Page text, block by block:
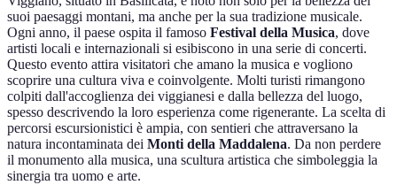
suoi paesaggi montani, ma anche per la sua tradizione musicale.
Ogni anno, il paese ospita il famoso Festival della Musica, dove
artisti locali e internazionali si esibiscono in una serie di concerti.
Questo evento attira visitatori che amano la musica e vogliono
scoprire una cultura viva e coinvolgente. Molti turisti rimangono
colpiti dall'accoglienza dei viggianesi e dalla bellezza del luogo,
spesso descrivendo la loro esperienza come rigenerante. La scelta di
percorsi escursionistici è ampia, con sentieri che attraversano la
natura incontaminata dei Monti della Maddalena. Da non perdere
il monumento alla musica, una scultura artistica che simboleggia la
sinergia tra uomo e arte.